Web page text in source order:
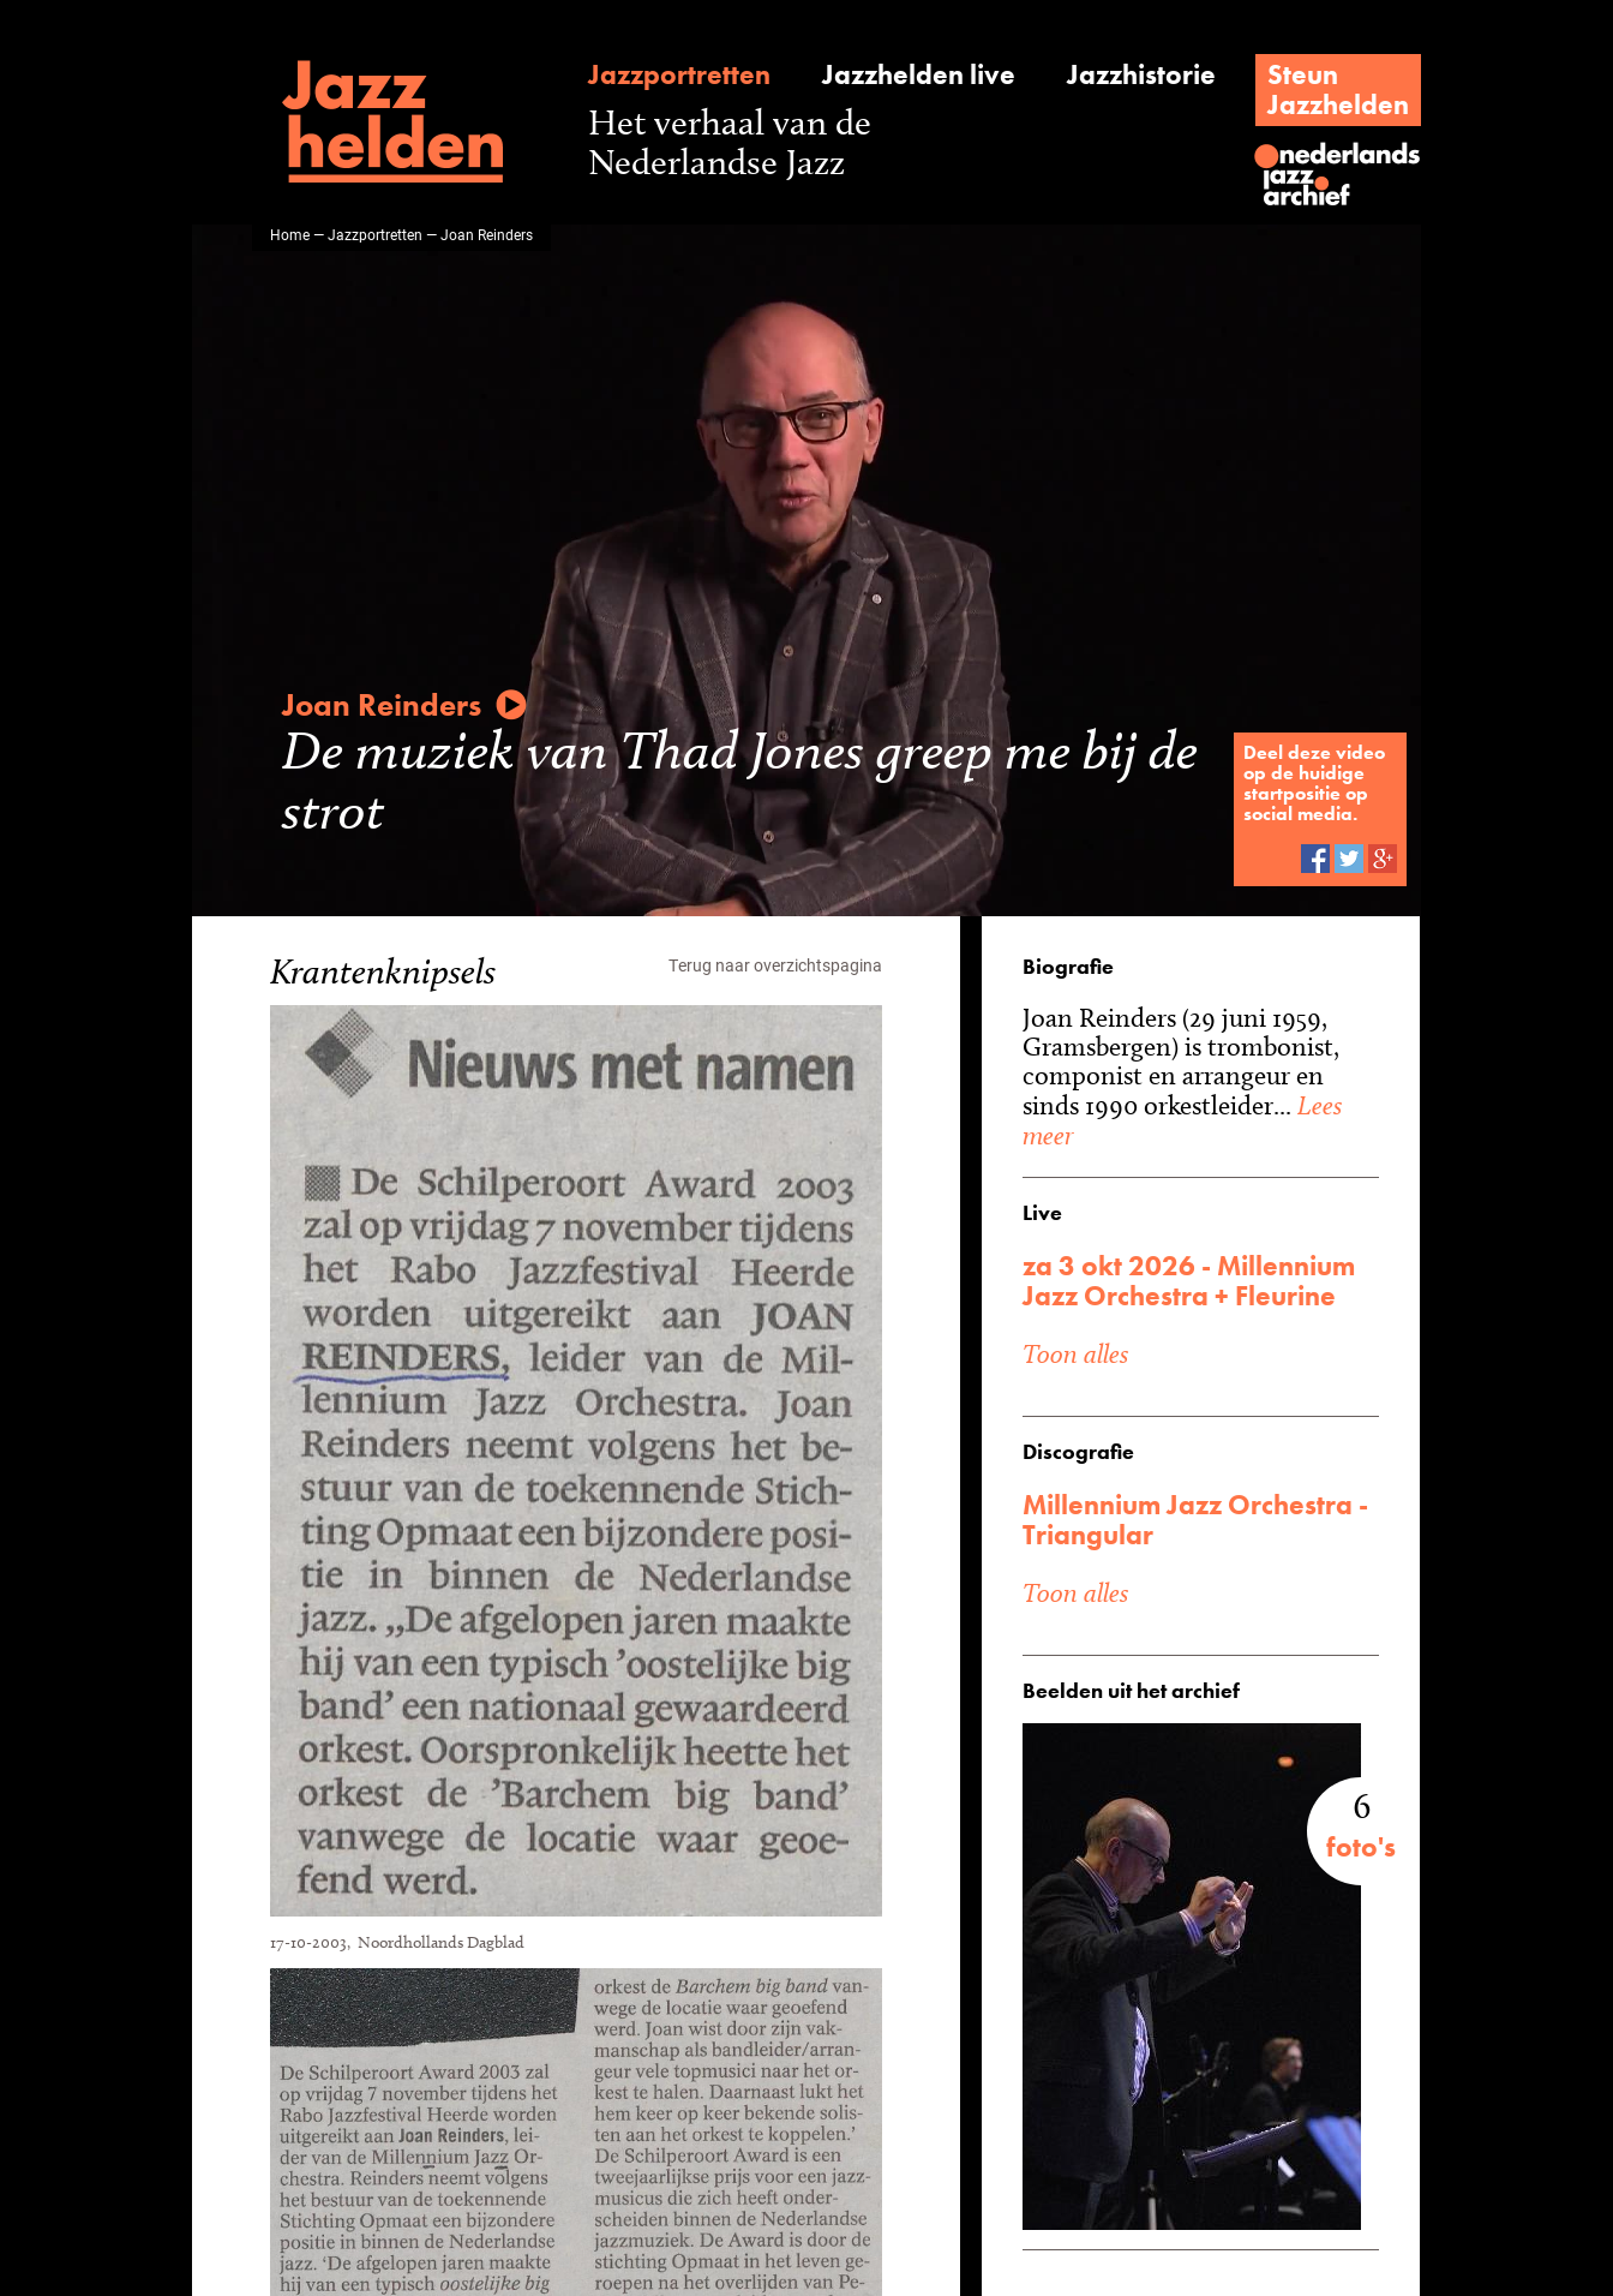
Jazzportretten Jazzhelden live Jazzhistorie
Steun
Jazzhelden
Het verhaal van de
Nederlandse Jazz
Home—Jazzportretten — Joan Reinders
Joan Reinders
De muziek van Thad Jones greep me bij de
strot
Deel deze video
op de huidige
startpositie op
social media.
Krantenknipsels Terug naar overzichtspagina
17-10-2003, Noordhollands Dagblad
Biografie
Joan Reinders (29 juni 1959,
Gramsbergen) is trombonist,
componist en arrangeur en
sinds 1990 orkestleider... Lees
meer
Live
za 3 okt 2026 - Millennium
Jazz Orchestra + Fleurine
Toon alles
Discografie
Millennium Jazz Orchestra -
Triangular
Toon alles
Beelden uit het archief
6
foto's